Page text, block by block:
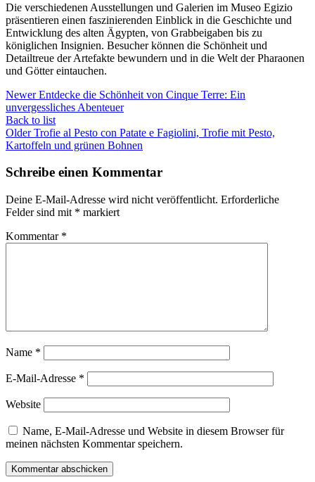
Die verschiedenen Ausstellungen und Galerien im Museo Egizio
präsentieren einen faszinierenden Einblick in die Geschichte und
Entwicklung des alten Ägypten, von Grabbeigaben bis zu
königlichen Insignien. Besucher können die Schönheit und
Detailtreue der Artefakte bewundern und in die Welt der Pharaonen
und Götter eintauchen.
Newer Entdecke die Schönheit von Cinque Terre: Ein
unvergessliches Abenteuer
Back to list
Older Trofie al Pesto con Patate e Fagiolini, Trofie mit Pesto,
Kartoffeln und grünen Bohnen
Schreibe einen Kommentar
Deine E-Mail-Adresse wird nicht veröffentlicht. Erforderliche
Felder sind mit * markiert
Kommentar *
Name *
E-Mail-Adresse *
Website
Name, E-Mail-Adresse und Website in diesem Browser für
meinen nächsten Kommentar speichern.